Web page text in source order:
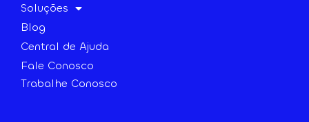
Soluções
Blog
Central de Ajuda
Fale Conosco
Trabalhe Conosco